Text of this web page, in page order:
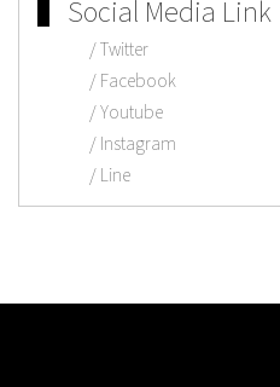
Social Media Link
Twitter
Facebook
Youtube
Instagram
Line